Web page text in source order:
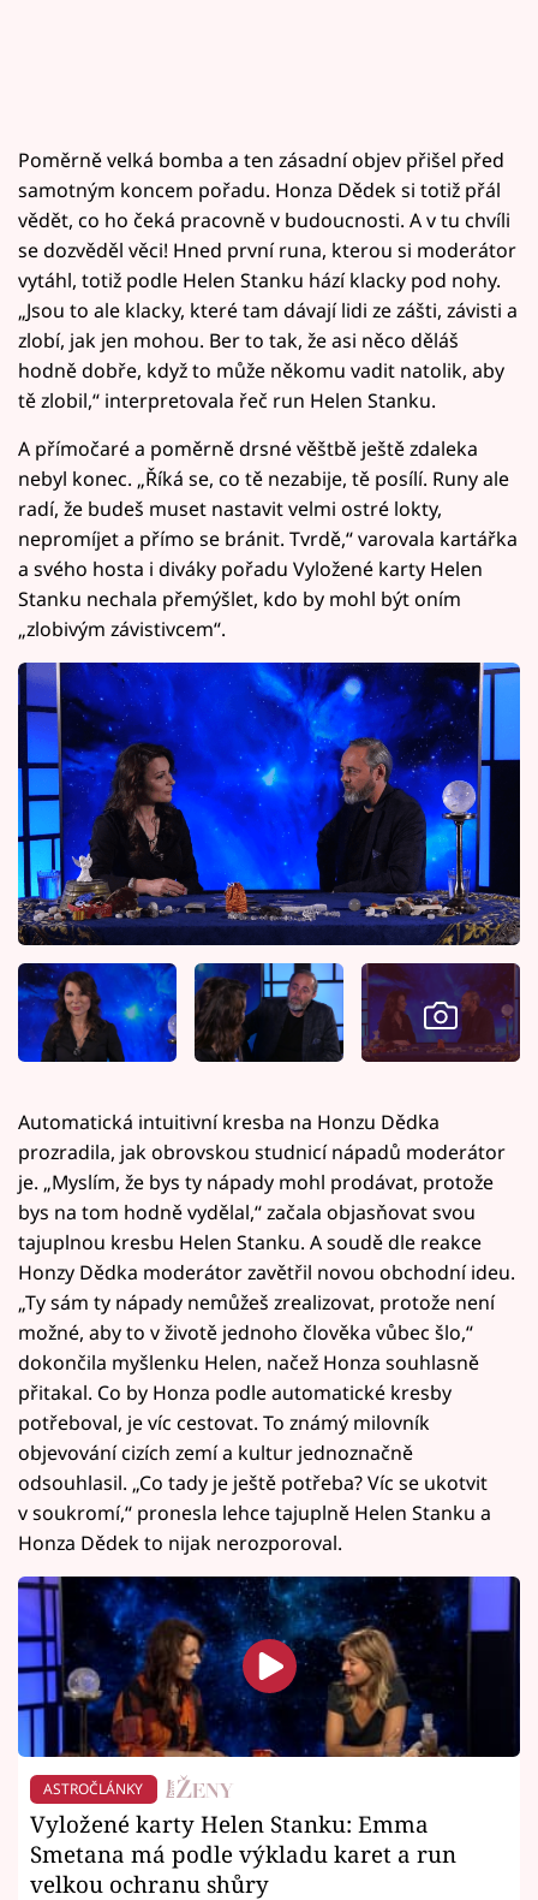
Poměrně velká bomba a ten zásadní objev přišel před
samotným koncem pořadu. Honza Dědek si totiž přál
vědět, co ho čeká pracovně v budoucnosti. A v tu chvíli
se dozvěděl věci! Hned první runa, kterou si moderátor
vytáhl, totiž podle Helen Stanku hází klacky pod nohy.
„Jsou to ale klacky, které tam dávají lidi ze zášti, závisti a
zlobí, jak jen mohou. Ber to tak, že asi něco děláš
hodně dobře, když to může někomu vadit natolik, aby
tě zlobil,“ interpretovala řeč run Helen Stanku.
A přímočaré a poměrně drsné věštbě ještě zdaleka
nebyl konec. „Říká se, co tě nezabije, tě posílí. Runy ale
radí, že budeš muset nastavit velmi ostré lokty,
nepromíjet a přímo se bránit. Tvrdě,“ varovala kartářka
a svého hosta i diváky pořadu Vyložené karty Helen
Stanku nechala přemýšlet, kdo by mohl být oním
„zlobivým závistivcem“.
Automatická intuitivní kresba na Honzu Dědka
prozradila, jak obrovskou studnicí nápadů moderátor
je. „Myslím, že bys ty nápady mohl prodávat, protože
bys na tom hodně vydělal,“ začala objasňovat svou
tajuplnou kresbu Helen Stanku. A soudě dle reakce
Honzy Dědka moderátor zavětřil novou obchodní ideu.
„Ty sám ty nápady nemůžeš zrealizovat, protože není
možné, aby to v životě jednoho člověka vůbec šlo,“
dokončila myšlenku Helen, načež Honza souhlasně
přitakal. Co by Honza podle automatické kresby
potřeboval, je víc cestovat. To známý milovník
objevování cizích zemí a kultur jednoznačně
odsouhlasil. „Co tady je ještě potřeba? Víc se ukotvit
v soukromí,“ pronesla lehce tajuplně Helen Stanku a
Honza Dědek to nijak nerozporoval.
ASTROČLÁNKY
Vyložené karty Helen Stanku: Emma
Smetana má podle výkladu karet a run
velkou ochranu shůry